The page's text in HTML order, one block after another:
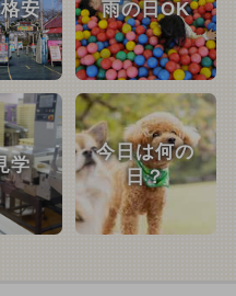
安 雨の日OK
学
今日は何の
日？